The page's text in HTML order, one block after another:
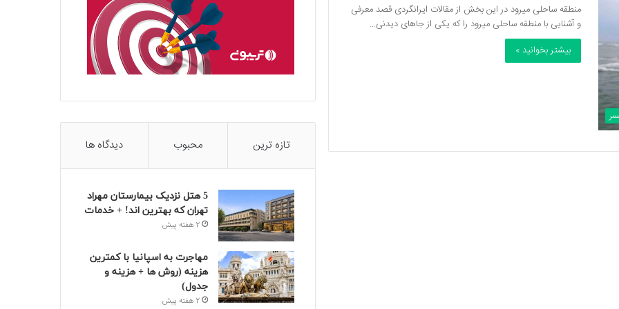
منطقه ساحلی میرود در این بخش از مقالات ایرانگردی قصد معرفی
و آشنایی با منطقه ساحلی میرود را که یکی از جاهای دیدنی…
بیشتر بخوانید »
تازه ترین محبوب دیدگاه ها
5 هتل نزدیک بیمارستان مهراد
تهران که بهترین‌ اند! + خدمات
2 هفته پیش
مهاجرت به اسپانیا با کمترین
هزینه (روش ها + هزینه و
جدول)
2 هفته پیش